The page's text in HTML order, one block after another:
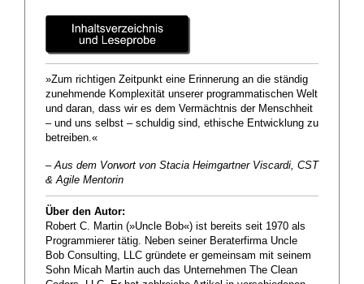
»Zum richtigen Zeitpunkt eine Erinnerung an die ständig
zunehmende Komplexität unserer programmatischen Welt
und daran, dass wir es dem Vermächtnis der Menschheit
– und uns selbst – schuldig sind, ethische Entwicklung zu
betreiben.«
– Aus dem Vorwort von Stacia Heimgartner Viscardi, CST
& Agile Mentorin
Über den Autor:
Robert C. Martin (»Uncle Bob«) ist bereits seit 1970 als
Programmierer tätig. Neben seiner Beraterfirma Uncle
Bob Consulting, LLC gründete er gemeinsam mit seinem
Sohn Micah Martin auch das Unternehmen The Clean